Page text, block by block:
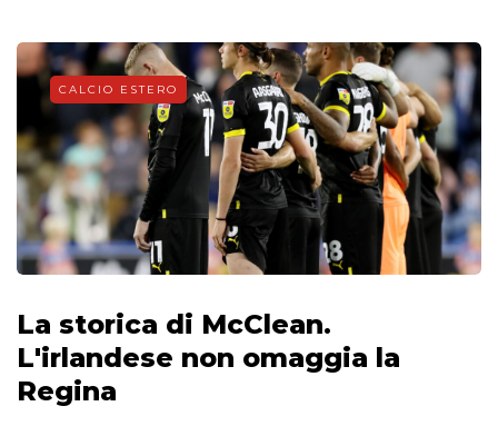
CALCIO ESTERO
La storica di McClean.
L'irlandese non omaggia la
Regina